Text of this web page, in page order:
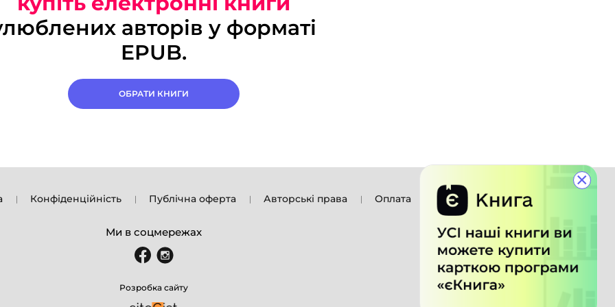
×
авторів у форматі
EPUB.
ОБРАТИ КНИГИ
Конфіденційність Публічна оферта Авторські права Оплата
Ми в соцмережах
Розробка сайту